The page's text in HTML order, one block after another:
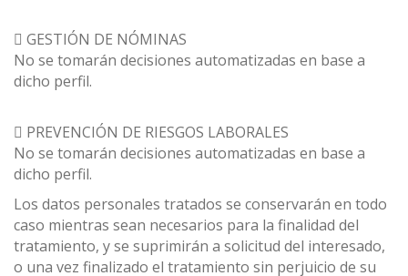
 GESTIÓN DE NÓMINAS
No se tomarán decisiones automatizadas en base a
dicho perfil.
 PREVENCIÓN DE RIESGOS LABORALES
No se tomarán decisiones automatizadas en base a
dicho perfil.
Los datos personales tratados se conservarán en todo
caso mientras sean necesarios para la finalidad del
tratamiento, y se suprimirán a solicitud del interesado,
o una vez finalizado el tratamiento sin perjuicio de su